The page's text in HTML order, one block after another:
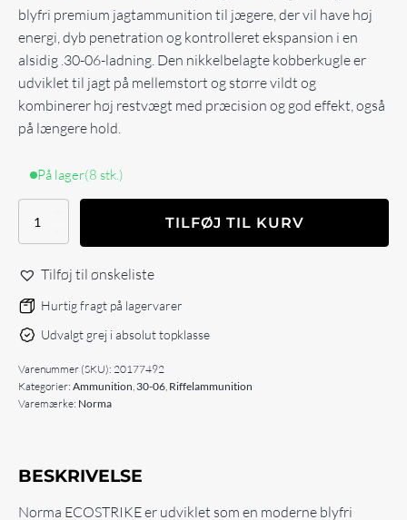
blyfri premium jagtammunition til jægere, der vil have høj
energi, dyb penetration og kontrolleret ekspansion i en
alsidig .30-06-ladning. Den nikkelbelagte kobberkugle er
udviklet til jagt på mellemstort og større vildt og
kombinerer høj restvægt med præcision og god effekt, også
på længere hold.
På lager(8 stk.)
NORMA
06
10.7G/165gr
antal
TILFØJ TIL KURV
Tilføj til ønskeliste
Hurtig fragt på lagervarer
Udvalgt grej i absolut topklasse
Varenummer (SKU): 20177492
Kategorier: Ammunition, 30-06, Riffelammunition
Varemærke: Norma
BESKRIVELSE
Norma ECOSTRIKE er udviklet som en moderne blyfri